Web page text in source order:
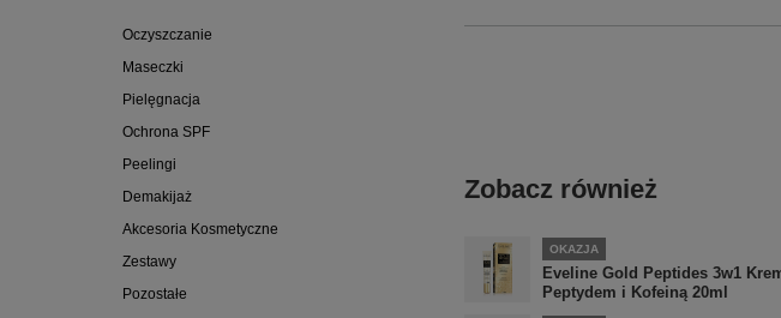
Oczyszczanie
Maseczki
Pielęgnacja
Ochrona SPF
Peelingi
Demakijaż
Akcesoria Kosmetyczne
Zestawy
Pozostałe
Zobacz również
OKAZJA
Eveline Gold Peptides 3w1
Peptydem i Kofeiną 20ml